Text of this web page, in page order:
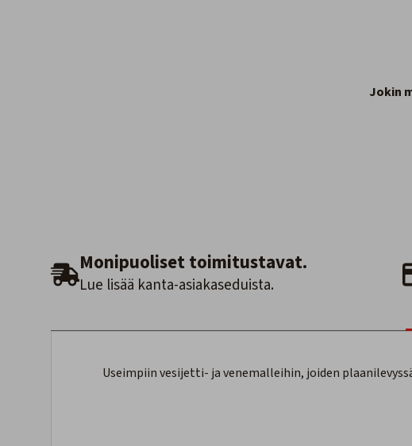
Jokin
Monipuoliset toimitustavat.
Lue lisää kanta-asiakaseduista.
Useimpiin vesijetti- ja venemalleihin, joiden